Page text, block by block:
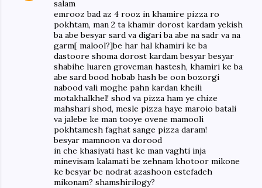
salam
emrooz bad az 4 rooz in khamire pizza ro
pokhtam, man 2 ta khamir dorost kardam yekish
ba abe besyar sard va digari ba abe na sadr va na
garm[ malool?]be har hal khamiri ke ba
dastoore shoma dorost kardam besyar besyar
shabihe luaren groveman hastesh, khamiri ke ba
abe sard bood hobab hash be oon bozorgi
nabood vali moghe pahn kardan kheili
motakhalkhel! shod va pizza ham ye chize
mahshari shod, mesle pizza haye maroio batali
va jalebe ke man tooye ovene mamooli
pokhtamesh faghat sange pizza daram!
besyar mamnoon va dorood
in che khasiyati hast ke man vaghti inja
minevisam kalamati be zehnam khotoor mikone
ke besyar be nodrat azashoon estefadeh
mikonam? shamshirilogy?